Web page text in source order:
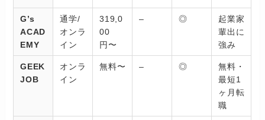
G’s
ACAD
EMY
通学/
オンラ
イン
319,0
00
円〜
– ◎
起業家
輩出に
強み
GEEK
JOB
オンラ
イン
無料〜 – ◎
無料・
最短1
ヶ月転
職